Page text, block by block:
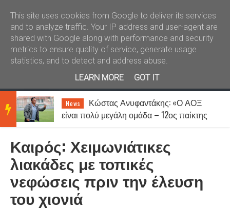
Καλώς ήλθατε Kral News
BRE
AKIN
Lifestyle
Ποιο από τα δύο φύλα ξεπερνά
τον χωρισμό πιο εύκολα;
Καιρός: Χειμωνιάτικες
λιακάδες με τοπικές
νεφώσεις πριν την έλευση
του χιονιά
This site uses cookies from Google to deliver its services
and to analyze traffic. Your IP address and user-agent are
shared with Google along with performance and security
metrics to ensure quality of service, generate usage
statistics, and to detect and address abuse.
LEARN MORE
GOT IT